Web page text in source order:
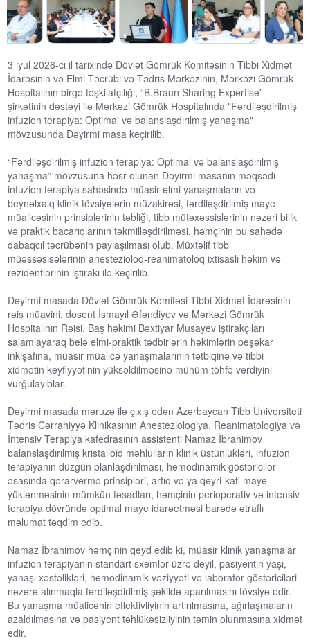
3 iyul 2026-cı il tarixində Dövlət Gömrük Komitəsinin Tibbi Xidmət
İdarəsinin və Elmi-Təcrübi və Tədris Mərkəzinin, Mərkəzi Gömrük
Hospitalının birgə təşkilatçılığı, “B.Braun Sharing Expertise”
şirkətinin dəstəyi ilə Mərkəzi Gömrük Hospitalında "Fərdiləşdirilmiş
infuzion terapiya: Optimal və balanslaşdırılmış yanaşma"
mövzusunda Dəyirmi masa keçirilib.
“Fərdiləşdirilmiş infuzion terapiya: Optimal və balanslaşdırılmış
yanaşma” mövzusuna həsr olunan Dəyirmi masanın məqsədi
infuzion terapiya sahəsində müasir elmi yanaşmaların və
beynəlxalq klinik tövsiyələrin müzakirəsi, fərdiləşdirilmiş maye
müalicəsinin prinsiplərinin təbliği, tibb mütəxəssislərinin nəzəri bilik
və praktik bacarıqlarının təkmilləşdirilməsi, həmçinin bu sahədə
qabaqcıl təcrübənin paylaşılması olub. Müxtəlif tibb
müəssəsisələrinin anestezioloq-reanimatoloq ixtisaslı həkim və
rezidentlərinin iştirakı ilə keçirilib.
Dəyirmi masada Dövlət Gömrük Komitəsi Tibbi Xidmət İdarəsinin
rəis müavini, dosent İsmayıl Əfəndiyev və Mərkəzi Gömrük
Hospitalının Rəisi, Baş həkimi Bəxtiyar Musayev iştirakçıları
salamlayaraq belə elmi-praktik tədbirlərin həkimlərin peşəkar
inkişafına, müasir müalicə yanaşmalarının tətbiqinə və tibbi
xidmətin keyfiyyətinin yüksəldilməsinə mühüm töhfə verdiyini
vurğulayıblar.
Dəyirmi masada məruzə ilə çıxış edən Azərbaycan Tibb Universiteti
Tədris Cərrahiyyə Klinikasının Anesteziologiya, Reanimatologiya və
İntensiv Terapiya kafedrasının assistenti Namaz İbrahimov
balanslaşdırılmış kristalloid məhlulların klinik üstünlükləri, infuzion
terapiyanın düzgün planlaşdırılması, hemodinamik göstəricilər
əsasında qərarvermə prinsipləri, artıq və ya qeyri-kafi maye
yüklənməsinin mümkün fəsadları, həmçinin perioperativ və intensiv
terapiya dövründə optimal maye idarəetməsi barədə ətraflı
məlumat təqdim edib.
Namaz İbrahimov həmçinin qeyd edib ki, müasir klinik yanaşmalar
infuzion terapiyanın standart sxemlər üzrə deyil, pasiyentin yaşı,
yanaşı xəstəlikləri, hemodinamik vəziyyəti və laborator göstəriciləri
nəzərə alınmaqla fərdiləşdirilmiş şəkildə aparılmasını tövsiyə edir.
Bu yanaşma müalicənin effektivliyinin artırılmasına, ağırlaşmaların
azaldılmasına və pasiyent təhlükəsizliyinin təmin olunmasına xidmət
edir.